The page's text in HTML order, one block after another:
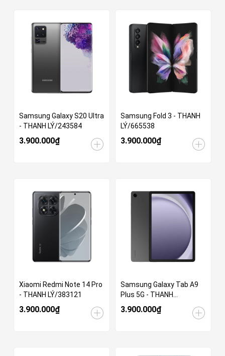
Samsung Galaxy S20 Ultra
- THANH LÝ/243584
3.900.000₫
Samsung Fold 3 - THANH
LÝ/665538
3.900.000₫
Xiaomi Redmi Note 14 Pro
- THANH LÝ/383121
3.900.000₫
Samsung Galaxy Tab A9
Plus 5G - THANH
LÝ/720998
3.900.000₫